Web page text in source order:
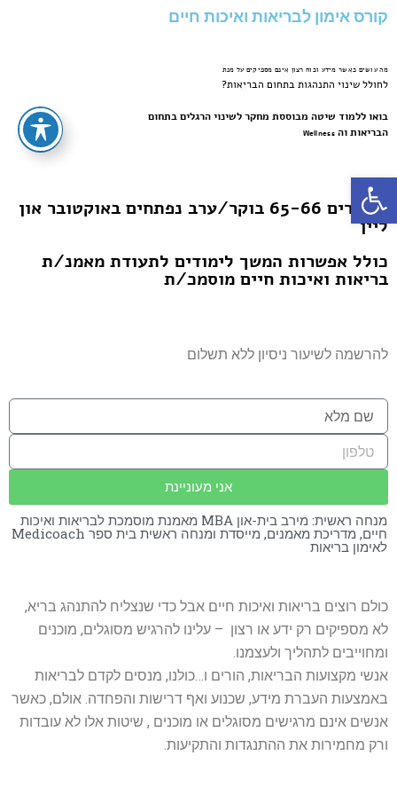
פתח סרגל נגישות
קורס אימון לבריאות ואיכות חיים
מה עושים כאשר מידע וכוח רצון אינם מספיקים על מנת
לחולל שינוי התנהגות בתחום הבריאות?
בואו ללמוד שיטה מבוססת מחקר לשינוי הרגלים בתחום
הבריאות וה Wellness
מחזורים 65-66 בוקר/ערב נפתחים באוקטובר און
ליין
כולל אפשרות המשך לימודים לתעודת מאמנ/ת
בריאות ואיכות חיים מוסמכ/ת
להרשמה לשיעור ניסיון ללא תשלום
אני מעוניינת
מנחה ראשית: מירב בית-און MBA מאמנת מוסמכת לבריאות ואיכות
חיים, מדריכת מאמנים, מייסדת ומנחה ראשית בית ספר Medicoach
לאימון בריאות
כולם רוצים בריאות ואיכות חיים אבל כדי שנצליח להתנהג בריא,
לא מספיקים רק ידע או רצון – עלינו להרגיש מסוגלים, מוכנים
ומחוייבים לתהליך ולעצמנו.
אנשי מקצועות הבריאות, הורים ו…כולנו, מנסים לקדם לבריאות
באמצעות העברת מידע, שכנוע ואף דרישות והפחדה. אולם, כאשר
אנשים אינם מרגישים מסוגלים או מוכנים , שיטות אלו לא עובדות
ורק מחמירות את ההתנגדות והתקיעות.